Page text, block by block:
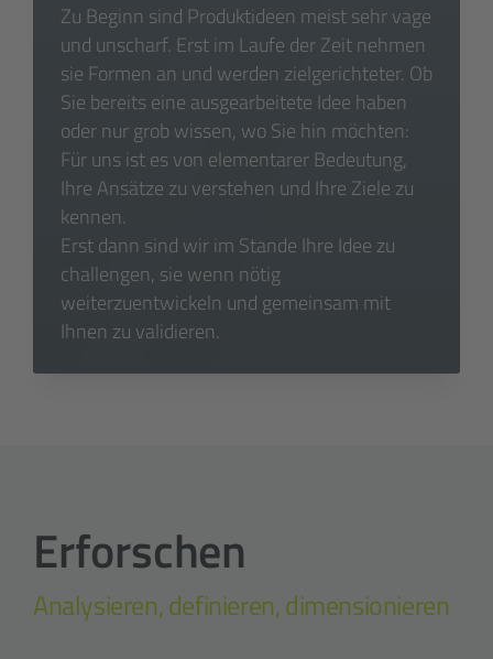
Zu Beginn sind Produktideen meist sehr vage
und unscharf. Erst im Laufe der Zeit nehmen
sie Formen an und werden zielgerichteter. Ob
Sie bereits eine ausgearbeitete Idee haben
oder nur grob wissen, wo Sie hin möchten:
Für uns ist es von elementarer Bedeutung,
Ihre Ansätze zu verstehen und Ihre Ziele zu
kennen.
Erst dann sind wir im Stande Ihre Idee zu
challengen, sie wenn nötig
weiterzuentwickeln und gemeinsam mit
Ihnen zu validieren.
Erforschen
Analysieren, definieren, dimensionieren